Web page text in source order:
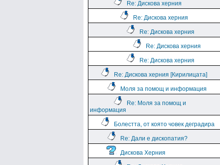
Re: Дискова херния
Re: Дискова херния
Re: Дискова херния
Re: Дискова херния
Re: Дискова херния
Re: Дискова херния [Кирилицата]
Моля за помощ и информация
Re: Моля за помощ и
информация
Болестта, от която човек деградира
Re: Дали е дископатия?
Дискова Херния